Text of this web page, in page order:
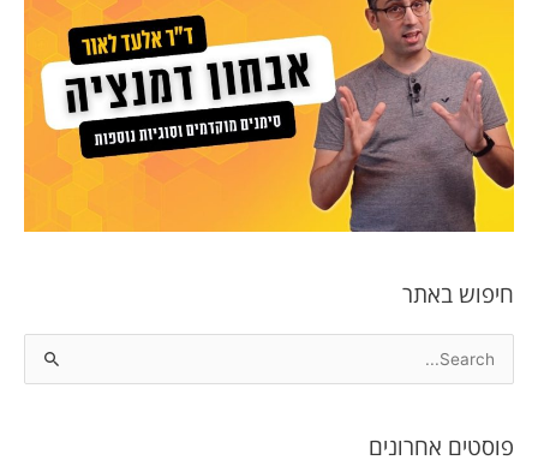
חיפוש באתר
rפוסטים אחרונים